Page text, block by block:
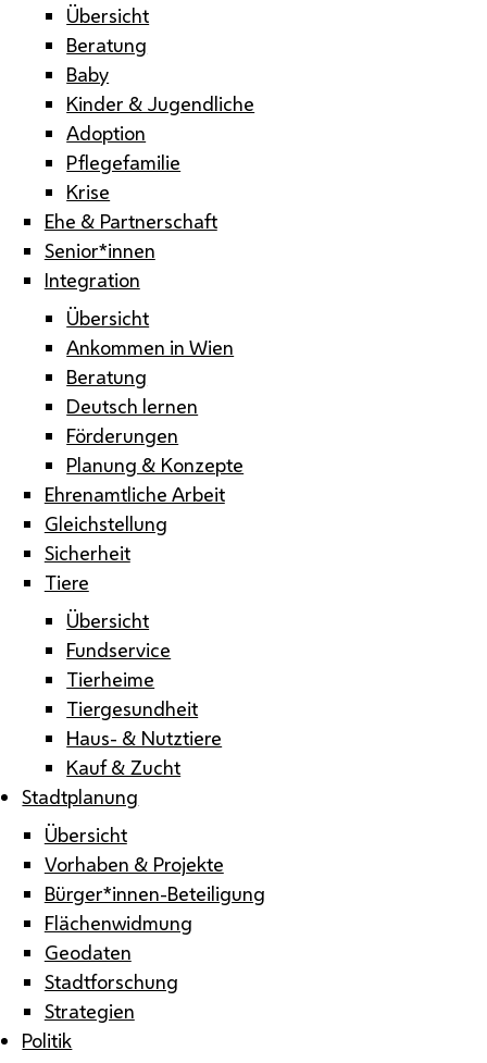
Übersicht
Beratung
Baby
Kinder & Jugendliche
Adoption
Pflegefamilie
Krise
Ehe & Partnerschaft
Senior*innen
Integration
Übersicht
Ankommen in Wien
Beratung
Deutsch lernen
Förderungen
Planung & Konzepte
Ehrenamtliche Arbeit
Gleichstellung
Sicherheit
Tiere
Übersicht
Fundservice
Tierheime
Tiergesundheit
Haus- & Nutztiere
Kauf & Zucht
Stadtplanung
Übersicht
Vorhaben & Projekte
Bürger*innen-Beteiligung
Flächenwidmung
Geodaten
Stadtforschung
Strategien
Politik